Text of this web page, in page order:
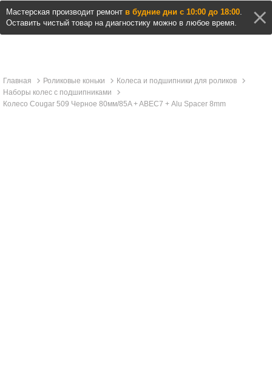
Мастерская производит ремонт в будние дни с 10:00 до 18:00.
Оставить чистый товар на диагностику можно в любое время.
Главная Роликовые коньки
Колеса и подшипники для роликов
Наборы колес с подшипниками
Колесо Cougar 509 Черное 80мм/85A + ABEС7 + Alu Spacer 8mm